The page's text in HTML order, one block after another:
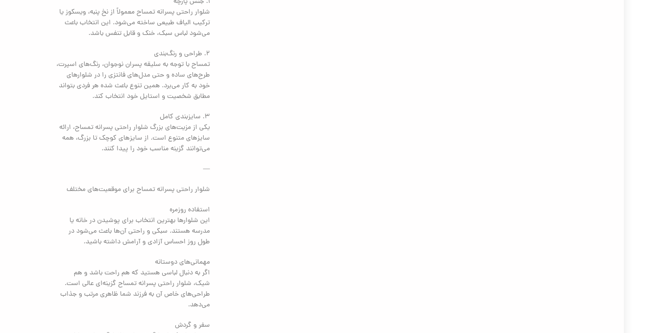
شلوار راحتی پسرانه تمساح معمولاً از نخ پنبه، ویسکوز یا
ترکیب الیاف طبیعی ساخته می‌شود. این انتخاب باعث
می‌شود لباس سبک، خنک و قابل تنفس باشد.
۲. طراحی و رنگ‌بندی
تمساح با توجه به سلیقه پسران نوجوان، رنگ‌های اسپرت،
طرح‌های ساده و حتی مدل‌های فانتزی را در شلوارهای
خود به کار می‌برد. همین تنوع باعث شده هر فردی بتواند
مطابق شخصیت و استایل خود انتخاب کند.
۳. سایزبندی کامل
یکی از مزیت‌های بزرگ شلوار راحتی پسرانه تمساح، ارائه
سایزهای متنوع است. از سایزهای کوچک تا بزرگ، همه
می‌توانند گزینه مناسب خود را پیدا کنند.
—
شلوار راحتی پسرانه تمساح برای موقعیت‌های مختلف
استفاده روزمره
این شلوارها بهترین انتخاب برای پوشیدن در خانه یا
مدرسه هستند. سبکی و راحتی آن‌ها باعث می‌شود در
طول روز احساس آزادی و آرامش داشته باشید.
مهمانی‌های دوستانه
اگر به دنبال لباسی هستید که هم راحت باشد و هم
شیک، شلوار راحتی پسرانه تمساح گزینه‌ای عالی است.
طراحی‌های خاص آن به فرزند شما ظاهری مرتب و جذاب
می‌دهد.
سفر و گردش